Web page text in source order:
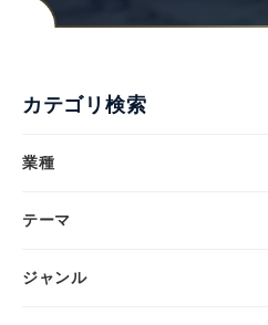
カテゴリ検索
業種
テーマ
ジャンル